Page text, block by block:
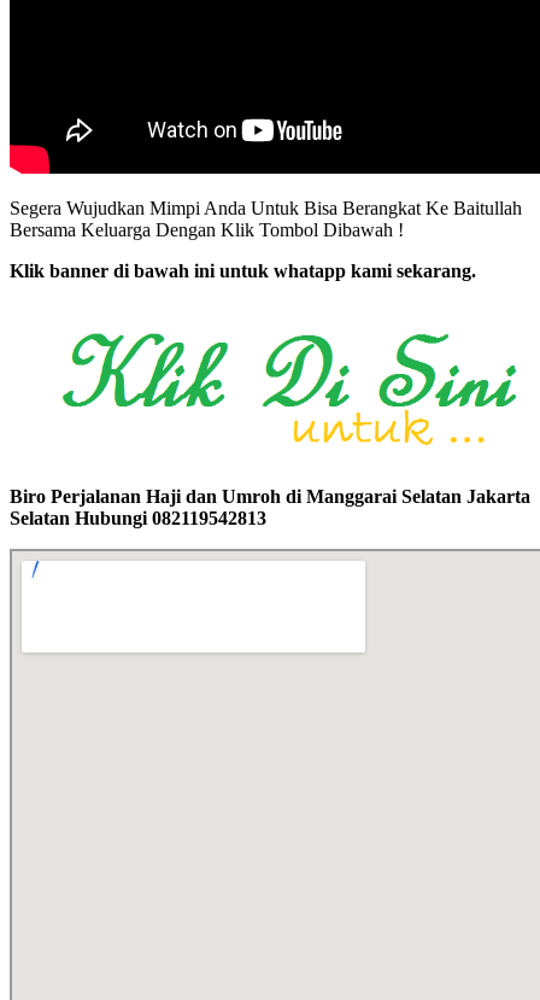
Segera Wujudkan Mimpi Anda Untuk Bisa Berangkat Ke Baitullah
Bersama Keluarga Dengan Klik Tombol Dibawah !
Klik banner di bawah ini untuk whatapp kami sekarang.
Biro Perjalanan Haji dan Umroh di Manggarai Selatan Jakarta
Selatan Hubungi 082119542813